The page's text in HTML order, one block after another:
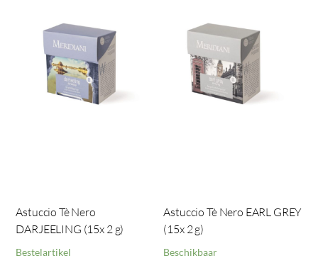
Astuccio Tè Nero
DARJEELING (15x 2 g)
Bestelartikel
Astuccio Tè Nero EARL GREY
(15x 2 g)
Beschikbaar